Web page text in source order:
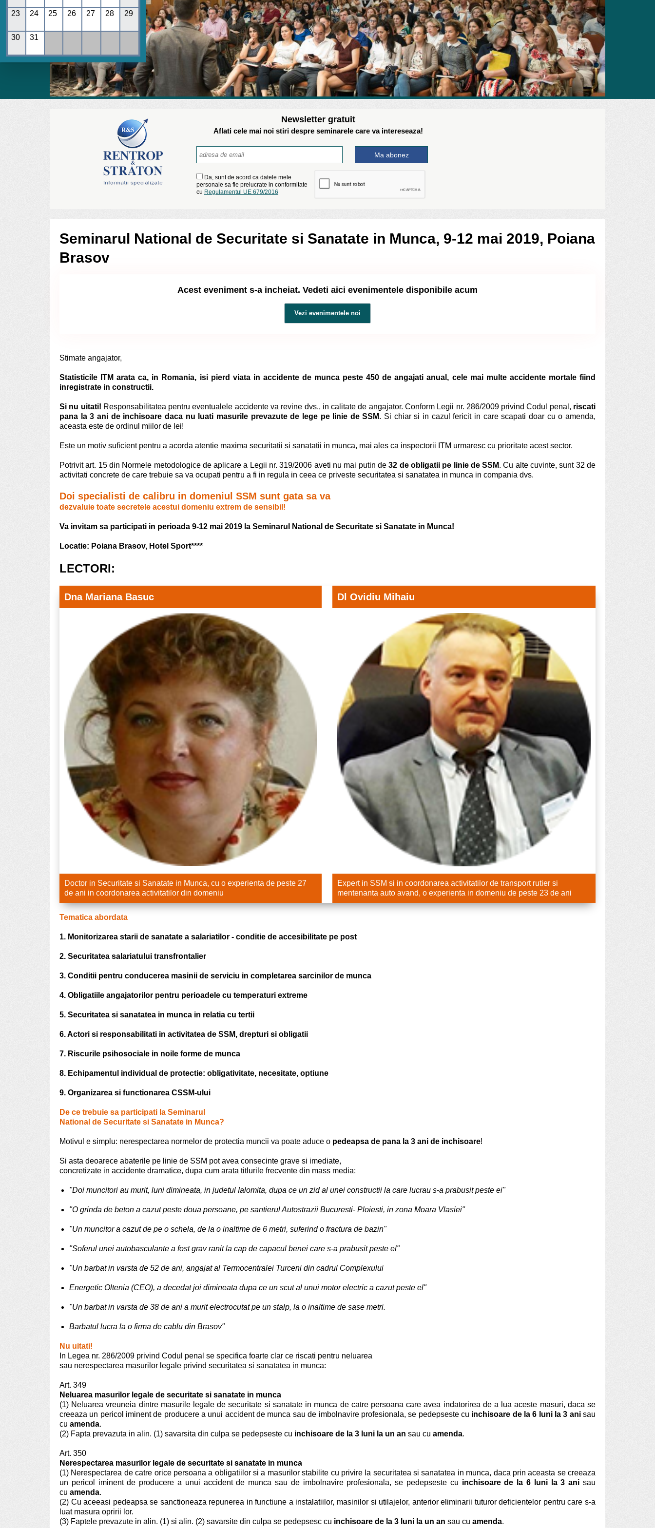
Newsletter gratuit
Aflati cele mai noi stiri despre seminarele care va intereseaza!
Da, sunt de acord ca datele mele
personale sa fie prelucrate in conformitate
cu Regulamentul UE 679/2016
Seminarul National de Securitate si Sanatate in Munca, 9-12 mai 2019, Poiana
Brasov
Acest eveniment s-a incheiat. Vedeti aici evenimentele disponibile acum
Vezi evenimentele noi
Stimate angajator,
Statisticile ITM arata ca, in Romania, isi pierd viata in accidente de munca peste 450 de angajati anual, cele mai multe accidente mortale fiind
inregistrate in constructii.
Si nu uitati! Responsabilitatea pentru eventualele accidente va revine dvs., in calitate de angajator. Conform Legii nr. 286/2009 privind Codul penal, riscati
pana la 3 ani de inchisoare daca nu luati masurile prevazute de lege pe linie de SSM. Si chiar si in cazul fericit in care scapati doar cu o amenda,
aceasta este de ordinul miilor de lei!
Este un motiv suficient pentru a acorda atentie maxima securitatii si sanatatii in munca, mai ales ca inspectorii ITM urmaresc cu prioritate acest sector.
Potrivit art. 15 din Normele metodologice de aplicare a Legii nr. 319/2006 aveti nu mai putin de32 de obligatii pe linie de SSM. Cu alte cuvinte, sunt 32 de
activitati concrete de care trebuie sa va ocupati pentru a fi in regula in ceea ce priveste securitatea si sanatatea in munca in compania dvs.
Doi specialisti de calibru in domeniul SSM sunt gata sa va
dezvaluie toate secretele acestui domeniu extrem de sensibil!
Va invitam sa participati in perioada 9-12 mai 2019 la Seminarul National de Securitate si Sanatate in Munca!
Locatie: Poiana Brasov, Hotel Sport****
LECTORI:
Dna Mariana Basuc Dl Ovidiu Mihaiu
Doctor in Securitate si Sanatate in Munca, cu o experienta de peste 27
de ani in coordonarea activitatilor din domeniu
Expert in SSM si in coordonarea activitatilor de transport rutier si
mentenanta auto avand, o experienta in domeniu de peste 23 de ani
Tematica abordata
1. Monitorizarea starii de sanatate a salariatilor - conditie de accesibilitate pe post
2. Securitatea salariatului transfrontalier
3. Conditii pentru conducerea masinii de serviciu in completarea sarcinilor de munca
4. Obligatiile angajatorilor pentru perioadele cu temperaturi extreme
5. Securitatea si sanatatea in munca in relatia cu tertii
6. Actori si responsabilitati in activitatea de SSM, drepturi si obligatii
7. Riscurile psihosociale in noile forme de munca
8. Echipamentul individual de protectie: obligativitate, necesitate, optiune
9. Organizarea si functionarea CSSM-ului
De ce trebuie sa participati la Seminarul
National de Securitate si Sanatate in Munca?
Motivul e simplu: nerespectarea normelor de protectia muncii va poate aduce o pedeapsa de pana la 3 ani de inchisoare!
Si asta deoarece abaterile pe linie de SSM pot avea consecinte grave si imediate,
concretizate in accidente dramatice, dupa cum arata titlurile frecvente din mass media:
"Doi muncitori au murit, luni dimineata, in judetul Ialomita, dupa ce un zid al unei constructii la care lucrau s-a prabusit peste ei"
"O grinda de beton a cazut peste doua persoane, pe santierul Autostrazii Bucuresti- Ploiesti, in zona Moara Vlasiei"
"Un muncitor a cazut de pe o schela, de la o inaltime de 6 metri, suferind o fractura de bazin"
"Soferul unei autobasculante a fost grav ranit la cap de capacul benei care s-a prabusit peste el"
"Un barbat in varsta de 52 de ani, angajat al Termocentralei Turceni din cadrul Complexului
Energetic Oltenia (CEO), a decedat joi dimineata dupa ce un scut al unui motor electric a cazut peste el"
"Un barbat in varsta de 38 de ani a murit electrocutat pe un stalp, la o inaltime de sase metri.
Barbatul lucra la o firma de cablu din Brasov"
Nu uitati!
In Legea nr. 286/2009 privind Codul penal se specifica foarte clar ce riscati pentru neluarea
sau nerespectarea masurilor legale privind securitatea si sanatatea in munca:
Art. 349
Neluarea masurilor legale de securitate si sanatate in munca
(1) Neluarea vreuneia dintre masurile legale de securitate si sanatate in munca de catre persoana care avea indatorirea de a lua aceste masuri, daca se
creeaza un pericol iminent de producere a unui accident de munca sau de imbolnavire profesionala, se pedepseste cu inchisoare de la 6 luni la 3 anisau
cu amenda.
(2) Fapta prevazuta in alin. (1) savarsita din culpa se pedepseste cu inchisoare de la 3 luni la un an sau cu amenda.
Art. 350
Nerespectarea masurilor legale de securitate si sanatate in munca
(1) Nerespectarea de catre orice persoana a obligatiilor si a masurilor stabilite cu privire la securitatea si sanatatea in munca, daca prin aceasta se creeaza
un pericol iminent de producere a unui accident de munca sau de imbolnavire profesionala, se pedepseste cu inchisoare de la 6 luni la 3 anisau
cu amenda.
(2) Cu aceeasi pedeapsa se sanctioneaza repunerea in functiune a instalatiilor, masinilor si utilajelor, anterior eliminarii tuturor deficientelor pentru care s-a
luat masura opririi lor.
(3) Faptele prevazute in alin. (1) si alin. (2) savarsite din culpa se pedepsesc cu inchisoare de la 3 luni la un an sau cu amenda.
23 24 25 26 27 28 29
30 31